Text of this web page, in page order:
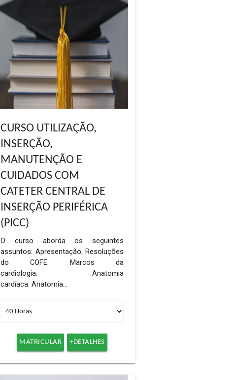
CURSO UTILIZAÇÃO,
INSERÇÃO,
MANUTENÇÃO E
CUIDADOS COM
CATETER CENTRAL DE
INSERÇÃO PERIFÉRICA
(PICC)
O curso aborda os seguintes
assuntos: Apresentação; Resoluções
do COFE: Marcos da
cardiologia: Anatomia
cardíaca: Anatomia…
MATRICULAR +DETALHES